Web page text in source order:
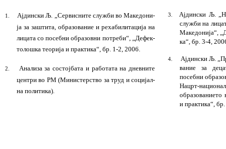
1. Ајдински Љ. „Сервисните служби во Македо­ни­
ја за заштита, образование и рехабилитација на
лицата со посебни образовни потреби“, „Дефек­
толошка теорија и практика“,бр. 1-2, 2006.
2.
Анализа за состојбата и работата на дневните
цен­три во РМ (Министерство за труд и соци­јал­
на политика).
3.
Ајдински Љ.
служ­би на
Македонија“,
ка“,бр. 3-4,
4.
Ајдински Љ.
ва­ние за
посебни
Нацрт-н
и прак­ти­ка“,бр.